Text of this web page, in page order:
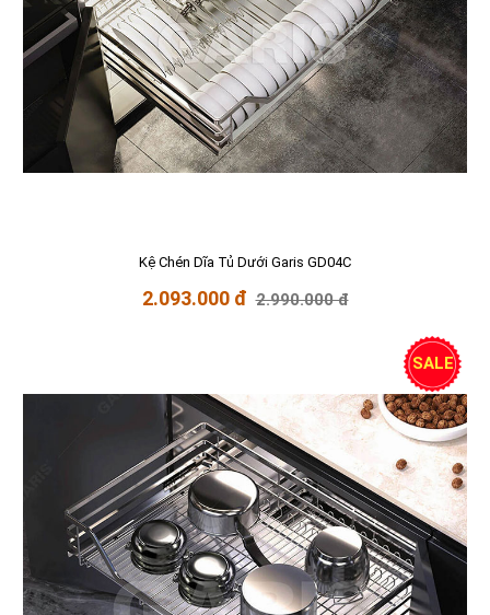
Kệ Chén Dĩa Tủ Dưới Garis GD04C
2.093.000 đ 2.990.000 đ
SALE